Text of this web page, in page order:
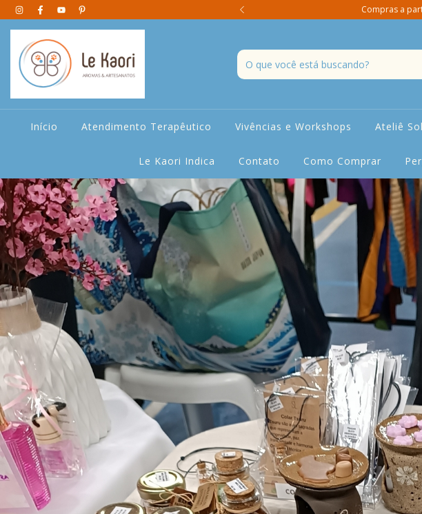
Aromáticos e Decorativos Compras a
Início Atendimento Terapêutico Vivências e Workshops Ateliê
Le Kaori Indica Contato Como Comprar